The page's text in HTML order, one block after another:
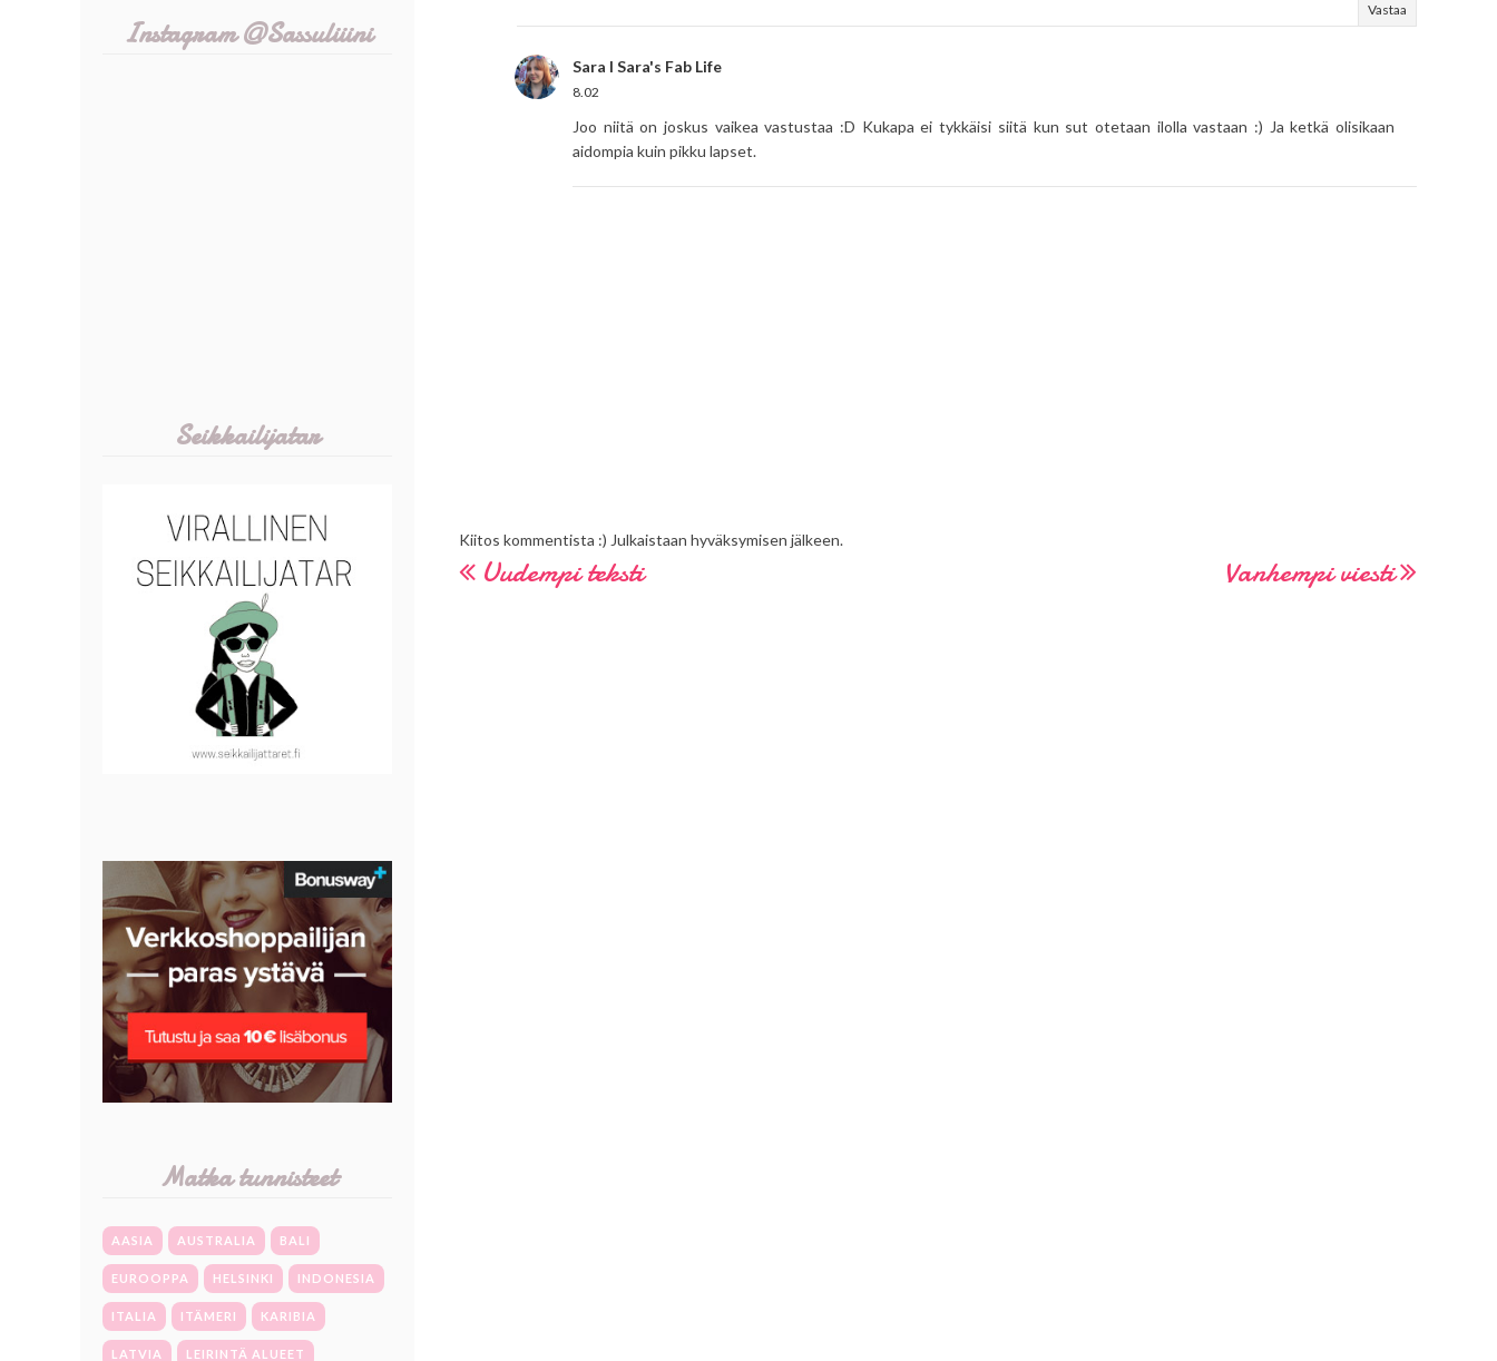
Vastaa
Sara I Sara's Fab Life
8.02
Joo niitä on joskus vaikea vastustaa :D Kukapa ei tykkäisi siitä kun sut otetaan ilolla vastaan :) Ja ketkä olisikaan
aidompia kuin pikku lapset.
Kiitos kommentista :) Julkaistaan hyväksymisen jälkeen.
Uudempi teksti Vanhempi viesti
Instagram @Sassuliiini
Seikkailijatar
Matka tunnisteet
AASIA AUSTRALIA BALI
EUROOPPA HELSINKI INDONESIA
ITALIA ITÄMERI KARIBIA
LATVIA LEIRINTÄ ALUEET